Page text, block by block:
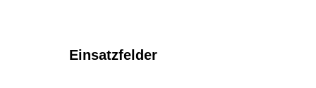
Einsatzfelder